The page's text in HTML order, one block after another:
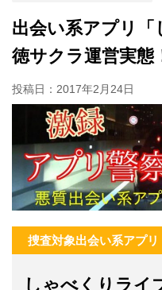
出会い系アプリ
徳サクラ運営実態
投稿日： 2017年2月24日
捜査対象出会い系アプリ
しゃべくりライ